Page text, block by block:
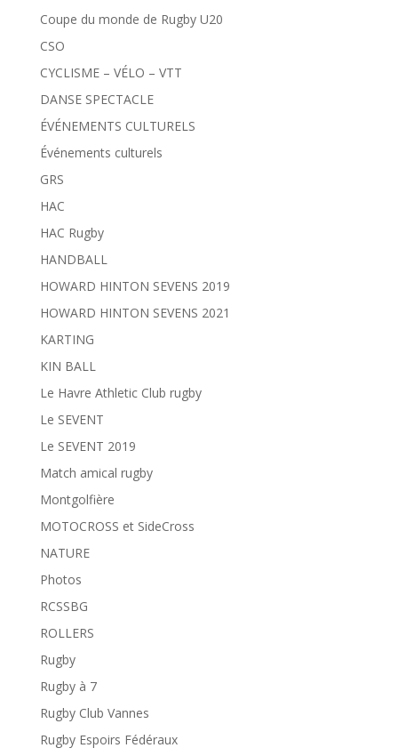
Coupe du monde de Rugby U20
CSO
CYCLISME – VÉLO – VTT
DANSE SPECTACLE
ÉVÉNEMENTS CULTURELS
Événements culturels
GRS
HAC
HAC Rugby
HANDBALL
HOWARD HINTON SEVENS 2019
HOWARD HINTON SEVENS 2021
KARTING
KIN BALL
Le Havre Athletic Club rugby
Le SEVENT
Le SEVENT 2019
Match amical rugby
Montgolfière
MOTOCROSS et SideCross
NATURE
Photos
RCSSBG
ROLLERS
Rugby
Rugby à 7
Rugby Club Vannes
Rugby Espoirs Fédéraux